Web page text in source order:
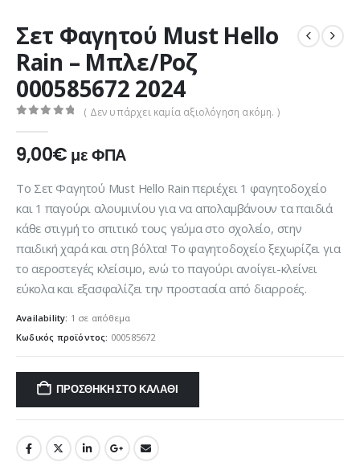
Σετ Φαγητού Must Hello
Rain – Mπλε/Ροζ
000585672 2024
( Δεν υπάρχει καμία αξιολόγηση ακόμη. )
9,00€ με ΦΠΑ
Το Σετ Φαγητού Must Hello Rain περιέχει 1 φαγητοδοχείο
και 1 παγούρι αλουμινίου για να απολαμβάνουν τα παιδιά
κάθε στιγμή το σπιτικό τους γεύμα στο σχολείο, στην
παιδική χαρά και στη βόλτα! Το φαγητοδοχείο ξεχωρίζει για
το αεροστεγές κλείσιμο, ενώ το παγούρι ανοίγει-κλείνει
εύκολα και εξασφαλίζει την προστασία από διαρροές.
Availability: 1 σε απόθεμα
Κωδικός προϊόντος: 000585672
ΠΡΟΣΘΉΚΗ ΣΤΟ ΚΑΛΆΘΙ